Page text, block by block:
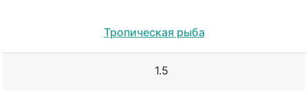
Тропическая рыба
1.5